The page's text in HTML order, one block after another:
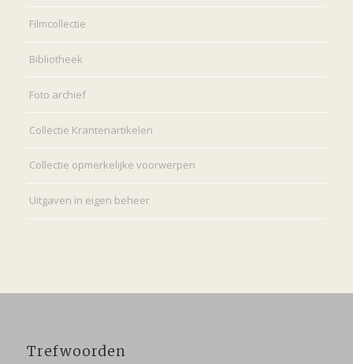
Filmcollectie
Bibliotheek
Foto archief
Collectie Krantenartikelen
Collectie opmerkelijke voorwerpen
Uitgaven in eigen beheer
Trefwoorden